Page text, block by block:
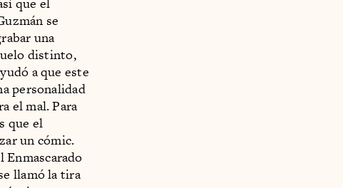
se
una
distinto,
a que este
personalidad
el mal. Para
que el
un cómic.
Enmascarado
llamó la tira